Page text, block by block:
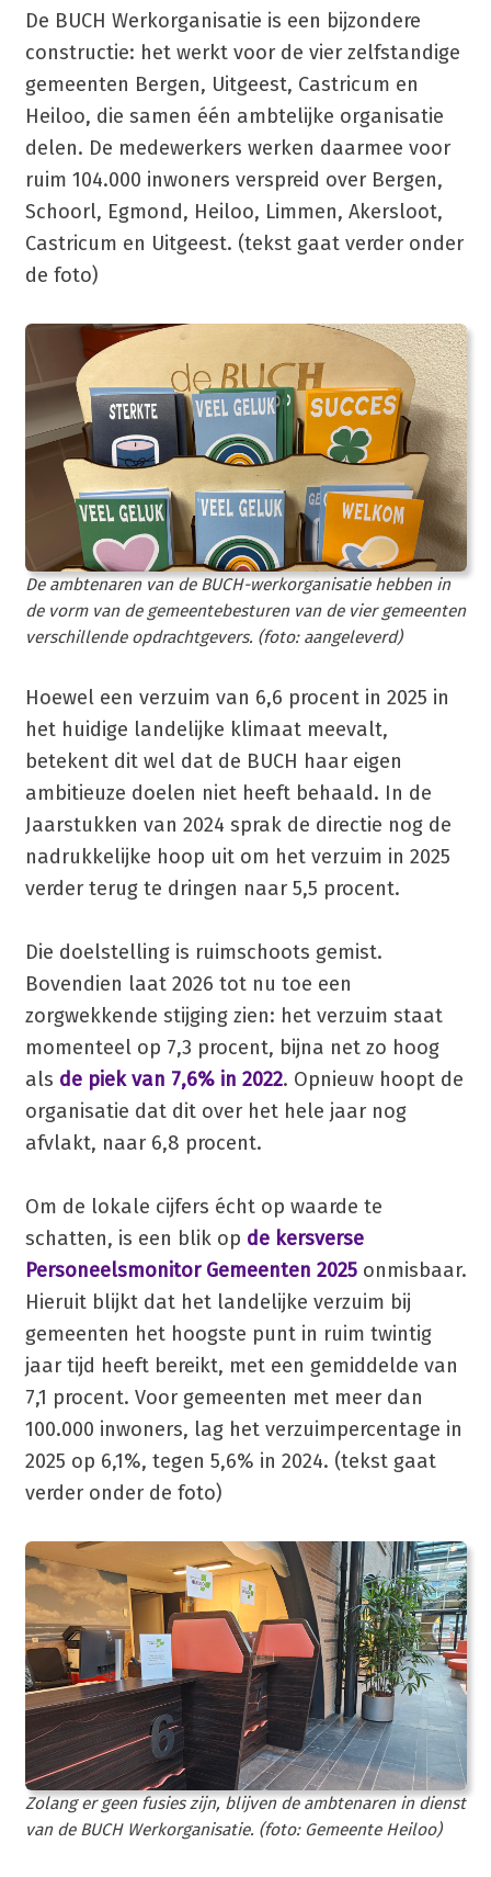
De BUCH Werkorganisatie is een bijzondere
constructie: het werkt voor de vier zelfstandige
gemeenten Bergen, Uitgeest, Castricum en
Heiloo, die samen één ambtelijke organisatie
delen. De medewerkers werken daarmee voor
ruim 104.000 inwoners verspreid over Bergen,
Schoorl, Egmond, Heiloo, Limmen, Akersloot,
Castricum en Uitgeest. (tekst gaat verder onder
de foto)
De ambtenaren van de BUCH-werkorganisatie hebben in
de vorm van de gemeentebesturen van de vier gemeenten
verschillende opdrachtgevers. (foto: aangeleverd)
Hoewel een verzuim van 6,6 procent in 2025 in
het huidige landelijke klimaat meevalt,
betekent dit wel dat de BUCH haar eigen
ambitieuze doelen niet heeft behaald. In de
Jaarstukken van 2024 sprak de directie nog de
nadrukkelijke hoop uit om het verzuim in 2025
verder terug te dringen naar 5,5 procent.
Die doelstelling is ruimschoots gemist.
Bovendien laat 2026 tot nu toe een
zorgwekkende stijging zien: het verzuim staat
momenteel op 7,3 procent, bijna net zo hoog
als de piek van 7,6% in 2022. Opnieuw hoopt de
organisatie dat dit over het hele jaar nog
afvlakt, naar 6,8 procent.
Om de lokale cijfers écht op waarde te
schatten, is een blik op de kersverse
Personeelsmonitor Gemeenten 2025onmisbaar.
Hieruit blijkt dat het landelijke verzuim bij
gemeenten het hoogste punt in ruim twintig
jaar tijd heeft bereikt, met een gemiddelde van
7,1 procent. Voor gemeenten met meer dan
100.000 inwoners, lag het verzuimpercentage in
2025 op 6,1%, tegen 5,6% in 2024. (tekst gaat
verder onder de foto)
Zolang er geen fusies zijn, blijven de ambtenaren in dienst
van de BUCH Werkorganisatie. (foto: Gemeente Heiloo)